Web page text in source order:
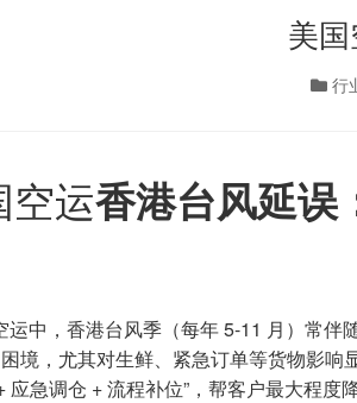
美
行
空运香港台风延误
运中，香港台风季（每年 5-11 月）常伴
境，尤其对生鲜、紧急订单等货物影响
应急调仓 + 流程补位”，帮客户最大程